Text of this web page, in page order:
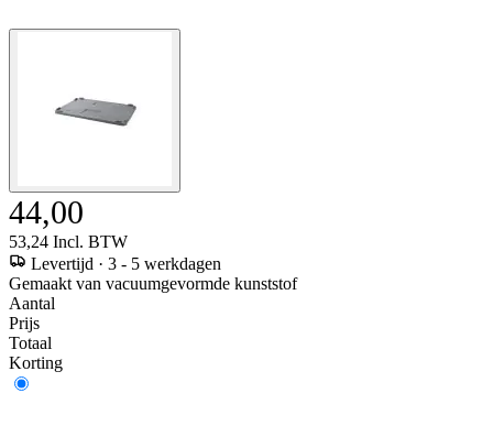
44,00
53,24 Incl. BTW
Levertijd · 3 - 5 werkdagen
Gemaakt van vacuumgevormde kunststof
Aantal
Prijs
Totaal
Korting